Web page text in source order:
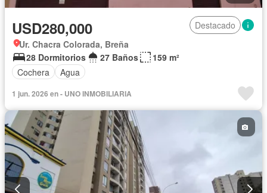
USD280,000
Destacado
Ur. Chacra Colorada, Breña
28 Dormitorios
27 Baños
159 m²
Cochera
Agua
1 jun. 2026 en - UNO INMOBILIARIA